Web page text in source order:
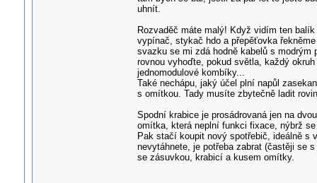
uhnít.
Rozvaděč máte malý! Když vidím ten
vypínač, stykač hdo a přepěťovka
svazku se mi zdá hodně kabelů s
rovnou vyhoďte, pokud světla, každý
jednomodulové kombíky...
Také nechápu, jaký účel plní napůl
s omítkou. Tady musíte zbytečně ladit
Spodní krabice je prosádrovaná jen na
omítka, která neplní funkci fixace, nýbrž
Pak stačí koupit nový spotřebič, ideálně
nevytáhnete, je potřeba zabrat (častěji se
se zásuvkou, krabicí a kusem omítky.